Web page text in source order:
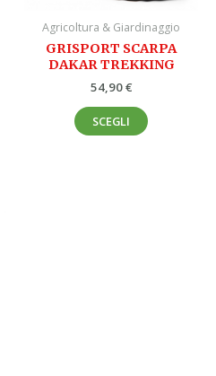
Agricoltura & Giardinaggio
GRISPORT SCARPA
DAKAR TREKKING
54,90€
SCEGLI
scelte
nella
pagina
prodotto